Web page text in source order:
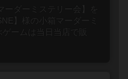
ダーミステリー会】を
】様の小箱マーダーミ
ームは当日当店で販